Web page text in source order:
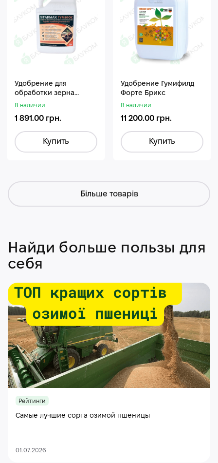
Удобрение для
обработки зерна
Стармакс Гумифос
В наличии
1 891.00 грн.
Купить
Удобрение Гумифилд
Форте Брикс
В наличии
11 200.00 грн.
Купить
Більше товарів
Найди больше пользы для
себя
Рейтинги
Самые лучшие сорта озимой пшеницы
01.07.2026